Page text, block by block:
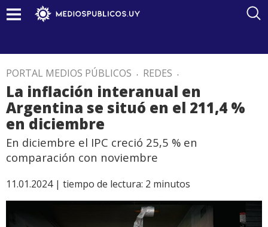
PORTAL MEDIOS PÚBLICOS . REDES .
La inflación interanual en
Argentina se situó en el 211,4 %
en diciembre
En diciembre el IPC creció 25,5 % en
comparación con noviembre
11.01.2024 | tiempo de lectura: 2 minutos